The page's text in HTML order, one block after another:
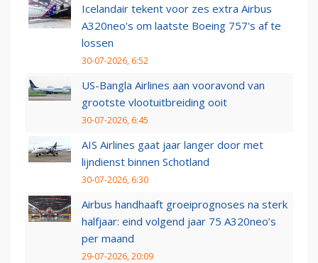
Icelandair tekent voor zes extra Airbus
A320neo's om laatste Boeing 757's af te
lossen
30-07-2026, 6:52
US-Bangla Airlines aan vooravond van
grootste vlootuitbreiding ooit
30-07-2026, 6:45
AIS Airlines gaat jaar langer door met
lijndienst binnen Schotland
30-07-2026, 6:30
Airbus handhaaft groeiprognoses na sterk
halfjaar: eind volgend jaar 75 A320neo’s
per maand
29-07-2026, 20:09